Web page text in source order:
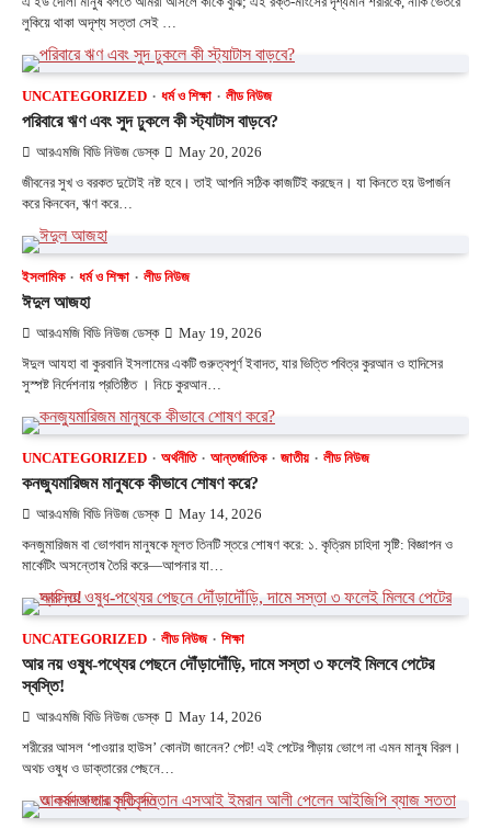
লুকিয়ে থাকা অদৃশ্য সত্তা সেই …
UNCATEGORIZED ধর্ম ও শিক্ষা লীড নিউজ
পরিবারে ঋণ এবং সুদ ঢুকলে কী স্ট্যাটাস বাড়বে?
আরএমজি বিডি নিউজ ডেস্ক May 20, 2026
জীবনের সুখ ও বরকত দুটোই নষ্ট হবে। তাই আপনি সঠিক কাজটিই করছেন। যা কিনতে হয় উপার্জন
করে কিনবেন, ঋণ করে…
ইসলামিক ধর্ম ও শিক্ষা লীড নিউজ
ঈদুল আজহা
আরএমজি বিডি নিউজ ডেস্ক May 19, 2026
ঈদুল আযহা বা কুরবানি ইসলামের একটি গুরুত্বপূর্ণ ইবাদত, যার ভিত্তি পবিত্র কুরআন ও হাদিসের
সুস্পষ্ট নির্দেশনায় প্রতিষ্ঠিত । নিচে কুরআন…
UNCATEGORIZED অর্থনীতি আন্তর্জাতিক জাতীয় লীড নিউজ
কনজ্যুমারিজম মানুষকে কীভাবে শোষণ করে?
আরএমজি বিডি নিউজ ডেস্ক May 14, 2026
কনজুমারিজম বা ভোগবাদ মানুষকে মূলত তিনটি স্তরে শোষণ করে: ১. কৃত্রিম চাহিদা সৃষ্টি: বিজ্ঞাপন ও
মার্কেটিং অসন্তোষ তৈরি করে—আপনার যা…
UNCATEGORIZED লীড নিউজ শিক্ষা
আর নয় ওষুধ-পথ্যের পেছনে দৌঁড়াদৌঁড়ি, দামে সস্তা ৩ ফলেই মিলবে পেটের
স্বস্তি!
আরএমজি বিডি নিউজ ডেস্ক May 14, 2026
শরীরের আসল ‘পাওয়ার হাউস’ কোনটা জানেন? পেট! এই পেটের পীড়ায় ভোগে না এমন মানুষ বিরল।
অথচ ওষুধ ও ডাক্তারের পেছনে…